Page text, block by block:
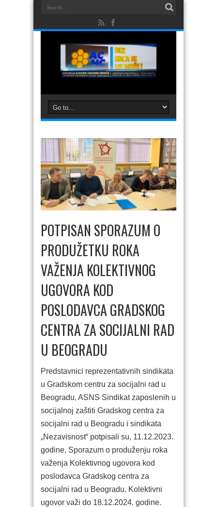
POTPISAN SPORAZUM O
PRODUŽETKU ROKA
VAŽENJA KOLEKTIVNOG
UGOVORA KOD
POSLODAVCA GRADSKOG
CENTRA ZA SOCIJALNI RAD
U BEOGRADU
Predstavnici reprezentativnih sindikata
u Gradskom centru za socijalni rad u
Beogradu, ASNS Sindikat zaposlenih u
socijalnoj zaštiti Gradskog centra za
socijalni rad u Beogradu i sindikata
„Nezavisnost“ potpisali su, 11.12.2023.
godine, Sporazum o produženju roka
važenja Kolektivnog ugovora kod
poslodavca Gradskog centra za
socijalni rad u Beogradu. Kolektivni
ugovor važi do 18.12.2024. godine.